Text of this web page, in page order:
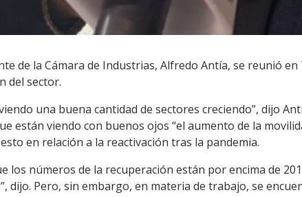
de la Cámara de Industrias, Alfredo Antía, se reunió
del sector.
una buena cantidad de sectores creciendo”, dijo
están viendo con buenos ojos “el aumento de la
en relación a la reactivación tras la pandemia.
los números de la recuperación están por encima de
dijo. Pero, sin embargo, en materia de trabajo, se